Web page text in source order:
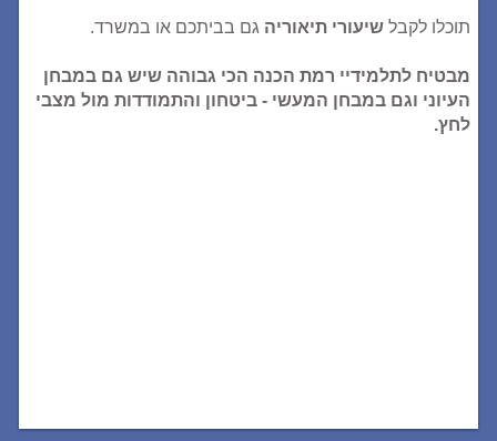
תוכלו לקבל שיעורי תיאוריה גם בביתכם או במשרד.
מבטיח לתלמידיי רמת הכנה הכי גבוהה שיש גם במבחן
העיוני וגם במבחן המעשי - ביטחון והתמודדות מול מצבי
לחץ.